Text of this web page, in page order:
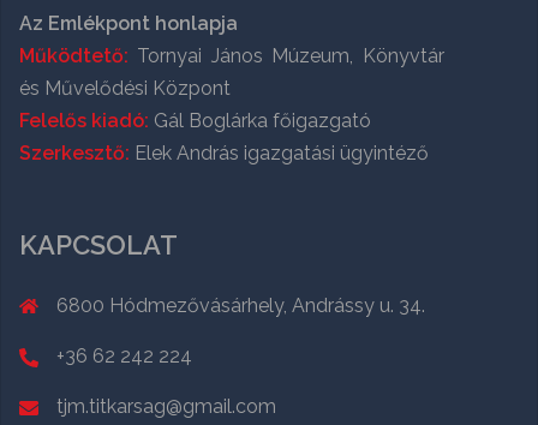
Az Emlékpont honlapja
Működtető: Tornyai János Múzeum, Könyvtár
és Művelődési Központ
Felelős kiadó: Gál Boglárka főigazgató
Szerkesztő: Elek András igazgatási ügyintéző
KAPCSOLAT
6800 Hódmezővásárhely, Andrássy u. 34.
+36 62 242 224
tjm.titkarsag@gmail.com